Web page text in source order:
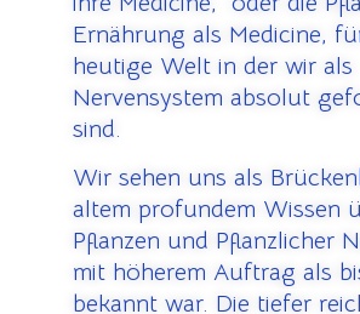
Ernährung als Medicine,
heutige Welt in der wir als
Nervensystem absolut
sind.
Wir sehen uns als
altem profundem Wissen
Pflanzen und Pflanzlicher
mit höherem Auftrag als
bekannt war. Die tiefer